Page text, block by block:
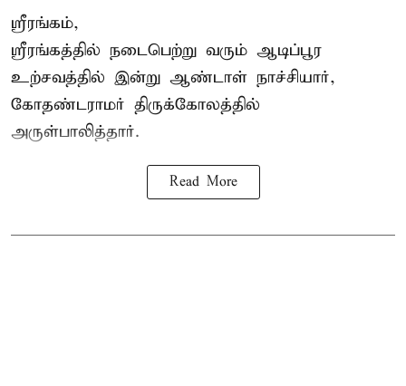
ஸ்ரீரங்கம்,
ஸ்ரீரங்கத்தில் நடைபெற்று வரும் ஆடிப்பூர
உற்சவத்தில் இன்று ஆண்டாள் நாச்சியார்,
கோதண்டராமர் திருக்கோலத்தில்
அருள்பாலித்தார்.
Read More